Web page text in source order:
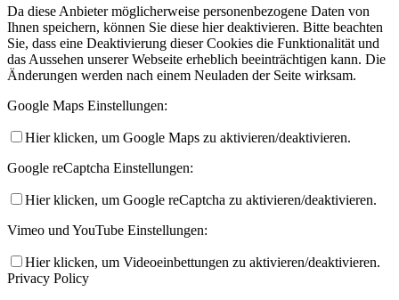
Da diese Anbieter möglicherweise personenbezogene Daten von
Ihnen speichern, können Sie diese hier deaktivieren. Bitte beachten
Sie, dass eine Deaktivierung dieser Cookies die Funktionalität und
das Aussehen unserer Webseite erheblich beeinträchtigen kann. Die
Änderungen werden nach einem Neuladen der Seite wirksam.
Google Maps Einstellungen:
Hier klicken, um Google Maps zu aktivieren/deaktivieren.
Google reCaptcha Einstellungen:
Hier klicken, um Google reCaptcha zu aktivieren/deaktivieren.
Vimeo und YouTube Einstellungen:
Hier klicken, um Videoeinbettungen zu aktivieren/deaktivieren.
Privacy Policy